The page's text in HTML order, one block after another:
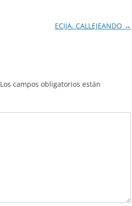
ECIJA. CALLEJEANDO →
Los campos obligatorios están